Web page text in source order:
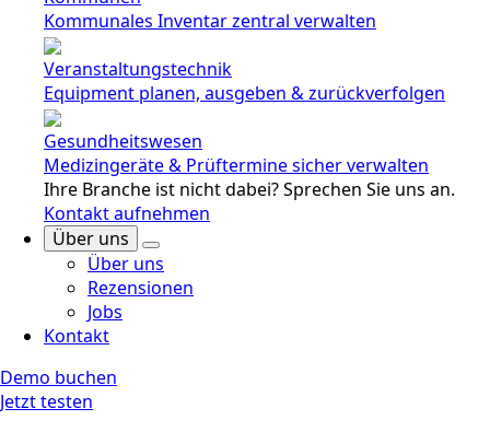
Kommunales Inventar zentral verwalten
Veranstaltungstechnik
Equipment planen, ausgeben & zurückverfolgen
Gesundheitswesen
Medizingeräte & Prüftermine sicher verwalten
Ihre Branche ist nicht dabei? Sprechen Sie uns an.
Kontakt aufnehmen
Über uns
Über uns
Rezensionen
Jobs
Kontakt
Demo buchen
Jetzt testen